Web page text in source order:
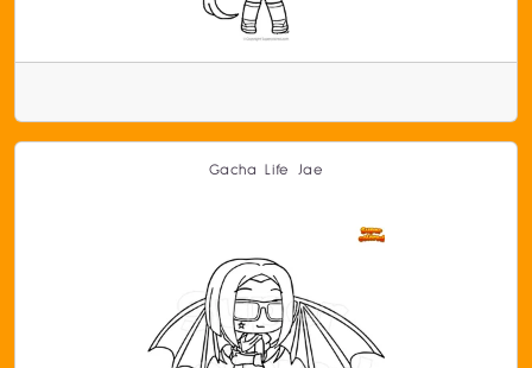
Gacha Life Jae